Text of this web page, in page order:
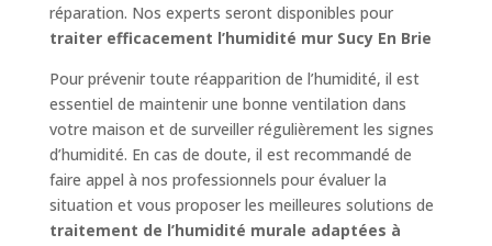
réparation. Nos experts seront disponibles pour
traiter efficacement l’humidité mur Sucy En Brie
Pour prévenir toute réapparition de l’humidité, il est
essentiel de maintenir une bonne ventilation dans
votre maison et de surveiller régulièrement les signes
d’humidité. En cas de doute, il est recommandé de
faire appel à nos professionnels pour évaluer la
situation et vous proposer les meilleures solutions de
traitement de l’humidité murale adaptées à